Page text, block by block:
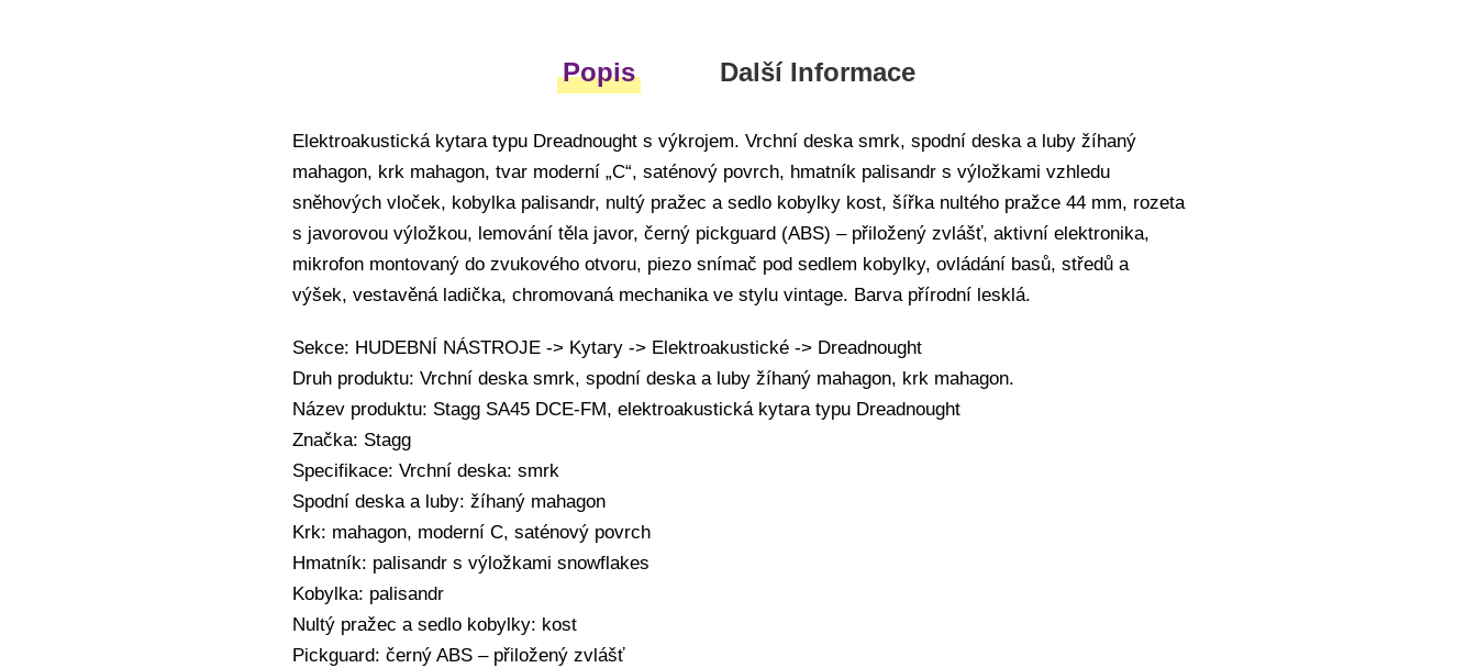
Popis Další Informace
Elektroakustická kytara typu Dreadnought s výkrojem. Vrchní deska smrk, spodní deska a luby žíhaný
mahagon, krk mahagon, tvar moderní „C“, saténový povrch, hmatník palisandr s výložkami vzhledu
sněhových vloček, kobylka palisandr, nultý pražec a sedlo kobylky kost, šířka nultého pražce 44 mm, rozeta
s javorovou výložkou, lemování těla javor, černý pickguard (ABS) – přiložený zvlášť, aktivní elektronika,
mikrofon montovaný do zvukového otvoru, piezo snímač pod sedlem kobylky, ovládání basů, středů a
výšek, vestavěná ladička, chromovaná mechanika ve stylu vintage. Barva přírodní lesklá.
Sekce: HUDEBNÍ NÁSTROJE -> Kytary -> Elektroakustické -> Dreadnought
Druh produktu: Vrchní deska smrk, spodní deska a luby žíhaný mahagon, krk mahagon.
Název produktu: Stagg SA45 DCE-FM, elektroakustická kytara typu Dreadnought
Značka: Stagg
Specifikace: Vrchní deska: smrk
Spodní deska a luby: žíhaný mahagon
Krk: mahagon, moderní C, saténový povrch
Hmatník: palisandr s výložkami snowflakes
Kobylka: palisandr
Nultý pražec a sedlo kobylky: kost
Pickguard: černý ABS – přiložený zvlášť